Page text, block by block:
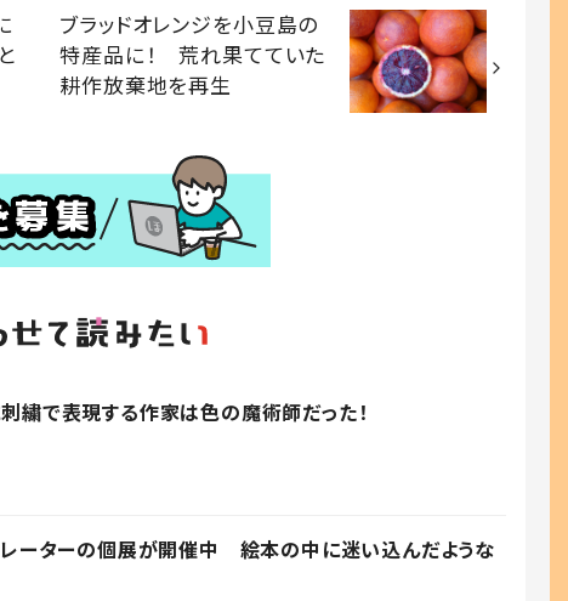
ブラッドオレンジを小豆島の
特産品に！ 荒れ果てていた
耕作放棄地を再生
繍で表現する作家は色の魔術師だった！
レーターの個展が開催中 絵本の中に迷い込んだような